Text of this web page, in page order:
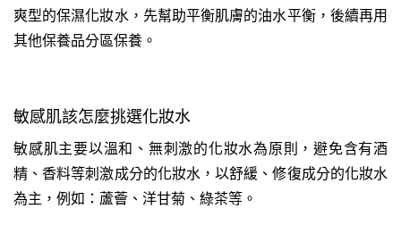
爽型的保濕化妝水，先幫助平衡肌膚的油水平衡，後續再用
其他保養品分區保養。
敏感肌該怎麼挑選化妝水
敏感肌主要以溫和、無刺激的化妝水為原則，避免含有酒
精、香料等刺激成分的化妝水，以舒緩、修復成分的化妝水
為主，例如：蘆薈、洋甘菊、綠茶等。